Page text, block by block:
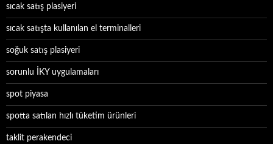
sıcak satış plasiyeri
sıcak satışta kullanılan el terminalleri
soğuk satış plasiyeri
sorunlu İKY uygulamaları
spot piyasa
spotta satılan hızlı tüketim ürünleri
taklit perakendeci